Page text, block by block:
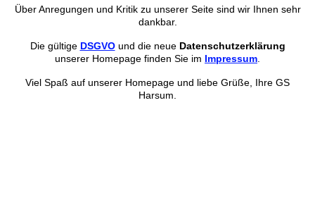
Über Anregungen und Kritik zu unserer Seite sind wir Ihnen sehr
dankbar.
Die gültige DSGVOund die neue Datenschutzerklärung
unserer Homepage finden Sie im Impressum
Viel Spaß auf unserer Homepage und liebe Grüße, Ihre GS
Harsum.